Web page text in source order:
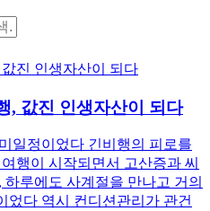
, 값진 인생자산이 되다
일정이었다 긴비행의 피로를
행이 시작되면서 고산증과 씨
루에도 사계절을 만나고 거의
었다 역시 컨디션관리가 관건